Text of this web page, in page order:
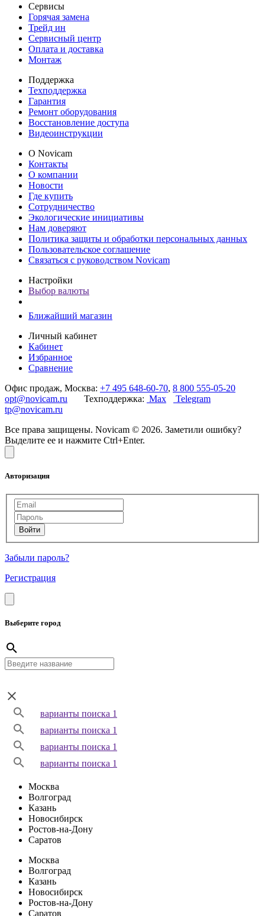
Сервисы
Горячая замена
Трейд ин
Сервисный центр
Оплата и доставка
Монтаж
Поддержка
Техподдержка
Гарантия
Ремонт оборудования
Восстановление доступа
Видеоинструкции
О Novicam
Контакты
О компании
Новости
Где купить
Сотрудничество
Экологические инициативы
Нам доверяют
Политика защиты и обработки персональных данных
Пользовательское соглашение
Связаться с руководством Novicam
Настройки
Выбор валюты
Ближайший магазин
Личный кабинет
Кабинет
Избранное
Сравнение
Офис продаж, Москва: +7 495 648-60-70, 8 800 555-05-20
opt@novicam.ru Техподдержка: Max
Telegram
tp@novicam.ru
Все права защищены. Novicam © 2026. Заметили ошибку?
Выделите ее и нажмите Ctrl+Enter.
Авторизация
Забыли пароль?
Регистрация
Выберите город
варианты поиска 1
варианты поиска 1
варианты поиска 1
варианты поиска 1
Москва
Волгоград
Казань
Новосибирск
Ростов-на-Дону
Саратов
Москва
Волгоград
Казань
Новосибирск
Ростов-на-Дону
Саратов